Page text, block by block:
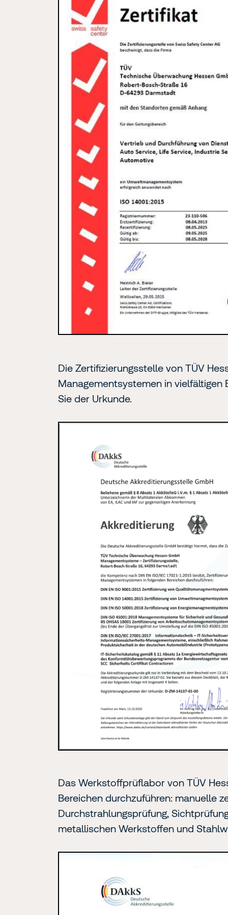
Die Zertifizierungsstelle von TÜV
Managementsystemen in vielfältigen
Sie der Urkunde.
(295
KB)
öffnen
per
Das Werkstoffprüflabor von TÜV
Bereichen durchzuführen: manuelle
Durchstrahlungsprüfung,
metallischen Werkstoffen und
PDF
(907
KB)
öffnen
per